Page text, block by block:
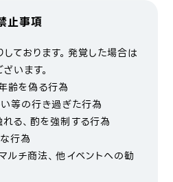
止事項
ております。発覚した場合は
います。
齢を偽る行為
等の行き過ぎた行為
る、酌を強制する行為
行為
ルチ商法、他イベントへの勧